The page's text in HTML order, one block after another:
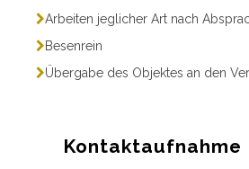
Arbeiten jeglicher Art nach
Besenrein
Übergabe des Objektes an den
Kontaktaufnahme